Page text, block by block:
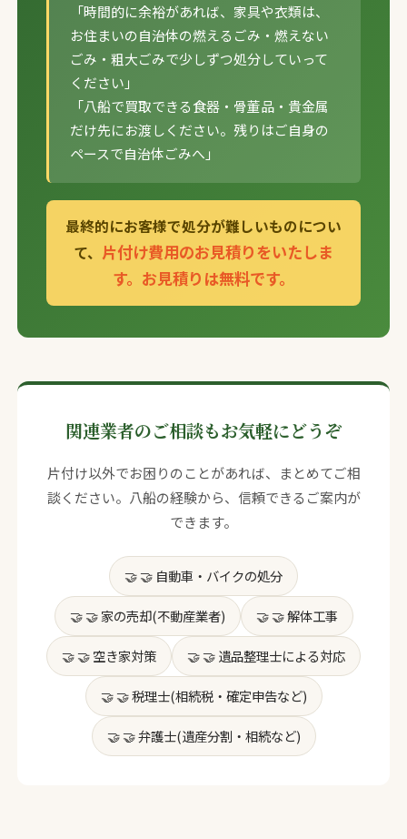
「時間的に余裕があれば、家具や衣類は、
お住まいの自治体の燃えるごみ・燃えない
ごみ・粗大ごみで少しずつ処分していって
ください」
「八船で買取できる食器・骨董品・貴金属
だけ先にお渡しください。残りはご自身の
ペースで自治体ごみへ」
最終的にお客様で処分が難しいものについ
て、 片付け費用のお見積りをいたしま
す。お見積りは無料です。
関連業者のご相談もお気軽にどうぞ
片付け以外でお困りのことがあれば、まとめてご相
談ください。八船の経験から、信頼できるご案内が
できます。
🤝 自動車・バイクの処分
🤝 家の売却(不動産業者) 🤝 解体工事
🤝 空き家対策 🤝 遺品整理士による対応
🤝 税理士(相続税・確定申告など)
🤝 弁護士(遺産分割・相続など)